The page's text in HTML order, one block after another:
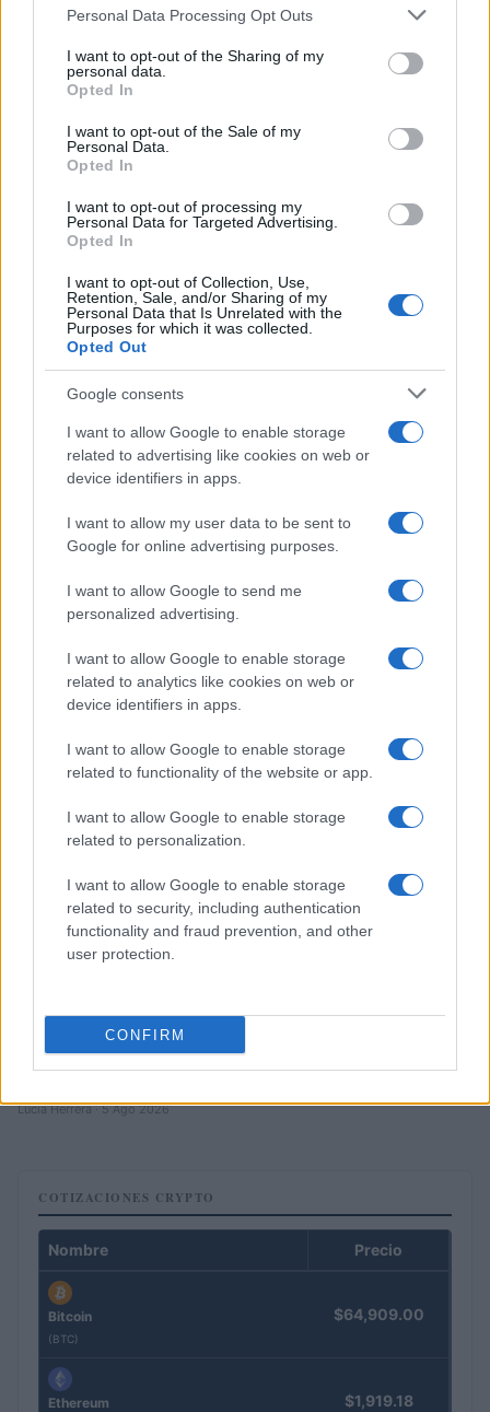
Please note that this website/app uses one or more Google
not limited to your visit or usage behaviour. You may click to
grant or deny consent to Google and its third-party tags to
use your data for below specified purposes in below Google
consent section.
Personal Data Processing Opt Outs
I want to opt-out of the Sharing of my
personal data.
Opted In
I want to opt-out of the Sale of my
Personal Data.
Opted In
I want to opt-out of processing my
Personal Data for Targeted Advertising.
Opted In
I want to opt-out of Collection, Use,
Retention, Sale, and/or Sharing of my
Personal Data that Is Unrelated with the
Purposes for which it was collected.
Opted Out
Google consents
I want to allow Google to enable storage
related to advertising like cookies on web or
device identifiers in apps.
I want to allow my user data to be sent to
Google for online advertising purposes.
I want to allow Google to send me
personalized advertising.
I want to allow Google to enable storage
related to analytics like cookies on web or
device identifiers in apps.
I want to allow Google to enable storage
related to functionality of the website or app.
I want to allow Google to enable storage
related to personalization.
I want to allow Google to enable storage
related to security, including authentication
functionality and fraud prevention, and other
user protection.
CONFIRM
El Brent cae un 8.3% y arrastra a las materias primas
Lucía Herrera · 7 Ago 2026
Brent cae un 8.3% y arrastra a las materias primas en agosto
Lucía Herrera · 6 Ago 2026
NEWS
El petróleo Brent cae un 8.46% y arrastra a las materias
Lucía Herrera · 5 Ago 2026
COTIZACIONES CRYPTO
Nombre Precio
Bitcoin
(BTC)
$64,909.00
Ethereum $1,919.18